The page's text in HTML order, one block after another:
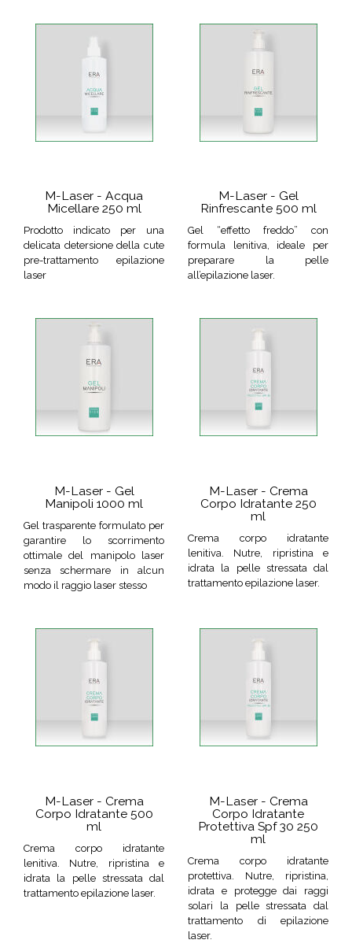
M-Laser - Acqua
Micellare 250 ml
Prodotto indicato per una
delicata detersione della cute
pre-trattamento epilazione
laser
M-Laser - Gel
Rinfrescante 500 ml
Gel “effetto freddo” con
formula lenitiva, ideale per
preparare la pelle
all’epilazione laser.
M-Laser - Gel
Manipoli 1000 ml
Gel trasparente formulato per
garantire lo scorrimento
ottimale del manipolo laser
senza schermare in alcun
modo il raggio laser stesso
M-Laser - Crema
Corpo Idratante 250
ml
Crema corpo idratante
lenitiva. Nutre, ripristina e
idrata la pelle stressata dal
trattamento epilazione laser.
M-Laser - Crema
Corpo Idratante 500
ml
Crema corpo idratante
lenitiva. Nutre, ripristina e
idrata la pelle stressata dal
trattamento epilazione laser.
M-Laser - Crema
Corpo Idratante
Protettiva Spf 30 250
ml
Crema corpo idratante
protettiva. Nutre, ripristina,
idrata e protegge dai raggi
solari la pelle stressata dal
trattamento di epilazione
laser.